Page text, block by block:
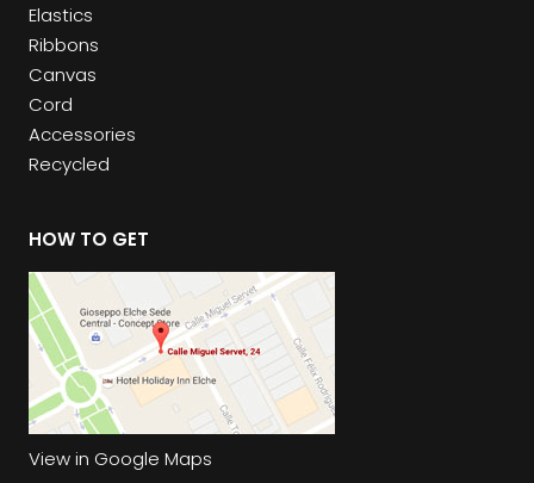
Elastics
Ribbons
Canvas
Cord
Accessories
Recycled
HOW TO GET
View in Google Maps